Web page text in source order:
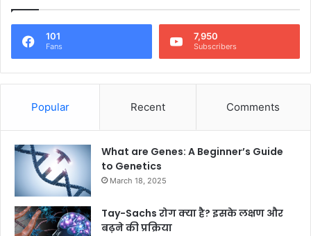
101
Fans
7,950
Subscribers
Popular Recent Comments
What are Genes: A Beginner’s Guide
to Genetics
March 18, 2025
Tay-Sachs रोग क्या है? इसके लक्षण और
बढ़ने की प्रक्रिया